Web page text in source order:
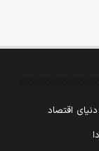
دنیای اقتصاد